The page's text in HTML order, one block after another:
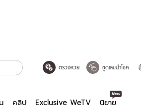
ตรวจหวย ขูดเลขนำโชค
คลิป Exclusive WeTV นิยาย